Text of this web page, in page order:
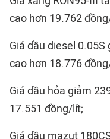
cao hơn 19.762
Giá dầu diesel
cao hơn 18.776
Giá dầu hỏa giảm
17.551 đồng/lít;
Giá dầu mazut